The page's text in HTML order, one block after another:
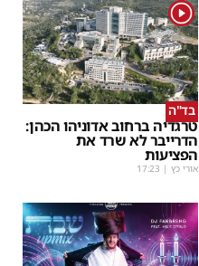
1
בד"ה
טרגדיה ברחוב אדוניהו הכהן:
הדרייבר לא שרד את
הפציעות
אורי כץ |
17:23